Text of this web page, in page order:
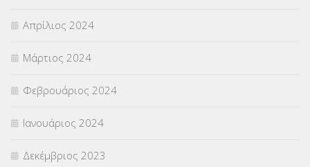
Απρίλιος 2024
Μάρτιος 2024
Φεβρουάριος 2024
Ιανουάριος 2024
Δεκέμβριος 2023